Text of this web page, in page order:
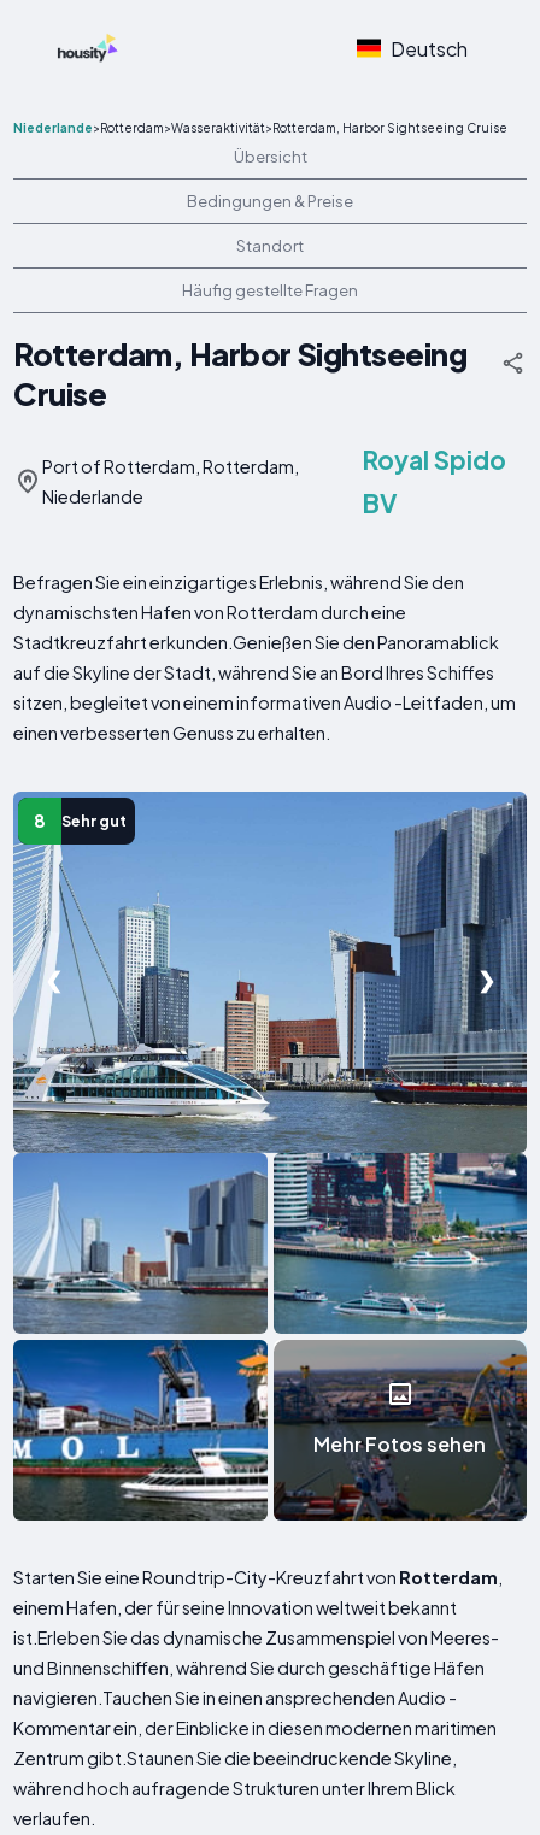
Deutsch
Niederlande>Rotterdam>Wasseraktivität>Rotterdam, Harbor Sightseeing Cruise
Übersicht
Bedingungen & Preise
Standort
Häufig gestellte Fragen
Rotterdam, Harbor Sightseeing
Cruise
Port of Rotterdam, Rotterdam,
Niederlande
Royal Spido
BV
Befragen Sie ein einzigartiges Erlebnis, während Sie den
dynamischsten Hafen von Rotterdam durch eine
Stadtkreuzfahrt erkunden.Genießen Sie den Panoramablick
auf die Skyline der Stadt, während Sie an Bord Ihres Schiffes
sitzen, begleitet von einem informativen Audio -Leitfaden, um
einen verbesserten Genuss zu erhalten.
8 Sehr gut
❮ ❯
Mehr Fotos sehen
Starten Sie eine Roundtrip-City-Kreuzfahrt von Rotterdam
einem Hafen, der für seine Innovation weltweit bekannt
ist.Erleben Sie das dynamische Zusammenspiel von Meeres-
und Binnenschiffen, während Sie durch geschäftige Häfen
navigieren.Tauchen Sie in einen ansprechenden Audio -
Kommentar ein, der Einblicke in diesen modernen maritimen
Zentrum gibt.Staunen Sie die beeindruckende Skyline,
während hoch aufragende Strukturen unter Ihrem Blick
verlaufen.